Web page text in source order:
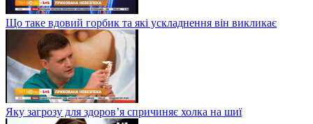
Що таке вдовий горбик та які ускладнення він викликає
Яку загрозу для здоров’я спричиняє холка на шиї